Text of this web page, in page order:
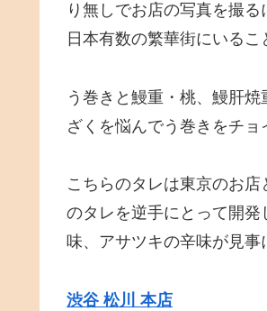
り無しでお店の写真を撮
日本有数の繁華街にいるこ
う巻きと鰻重・桃、鰻肝
ざくを悩んでう巻きをチョ
こちらのタレは東京のお
のタレを逆手にとって開
味、アサツキの辛味が見事
渋谷 松川 本店